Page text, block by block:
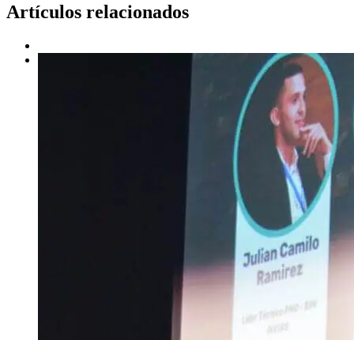
Artículos relacionados